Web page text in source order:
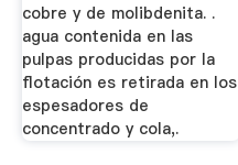
cobre y de molibdenita. .
agua contenida en las
pulpas producidas por la
flotación es retirada en los
espesadores de
concentrado y cola,.